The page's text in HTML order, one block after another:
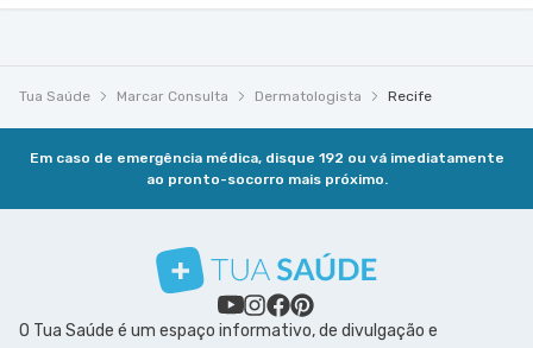
Tua Saúde Marcar Consulta Dermatologista Recife
Em caso de emergência médica, disque 192 ou vá imediatamente
ao pronto-socorro mais próximo.
O Tua Saúde é um espaço informativo, de divulgação e